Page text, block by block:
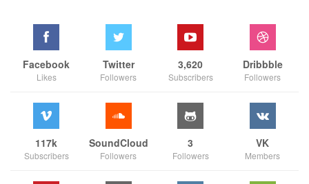
Facebook
Likes
Twitter
Followers
3,620
Subscribers
Dribbble
Followers
117k
Subscribers
SoundCloud
Followers
3
Followers
VK
Members